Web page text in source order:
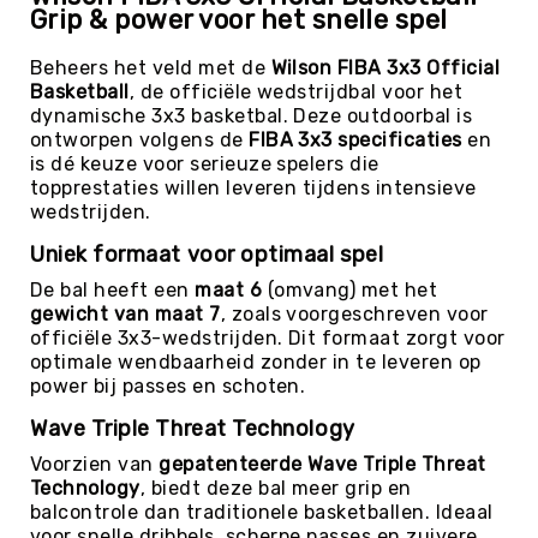
Kin-
&
Omnikin®
Klimmen
Korfbal
Knotshockey
Lacrosse
Mountainbiken
(MTB)
Oriëntatie
Padel
Poull
Ball
Grip & power voor het snelle spel
Beheers het veld met de Wilson FIBA 3x3 Official
Basketball, de officiële wedstrijdbal voor het
dynamische 3x3 basketbal. Deze outdoorbal is
ontworpen volgens de FIBA 3x3 specificatiesen
is dé keuze voor serieuze spelers die
topprestaties willen leveren tijdens intensieve
wedstrijden.
Uniek formaat voor optimaal spel
De bal heeft een maat 6 (omvang) met het
gewicht van maat 7, zoals voorgeschreven voor
officiële 3x3-wedstrijden. Dit formaat zorgt voor
optimale wendbaarheid zonder in te leveren op
power bij passes en schoten.
Wave Triple Threat Technology
Voorzien van gepatenteerde Wave Triple Threat
Technology, biedt deze bal meer grip en
balcontrole dan traditionele basketballen. Ideaal